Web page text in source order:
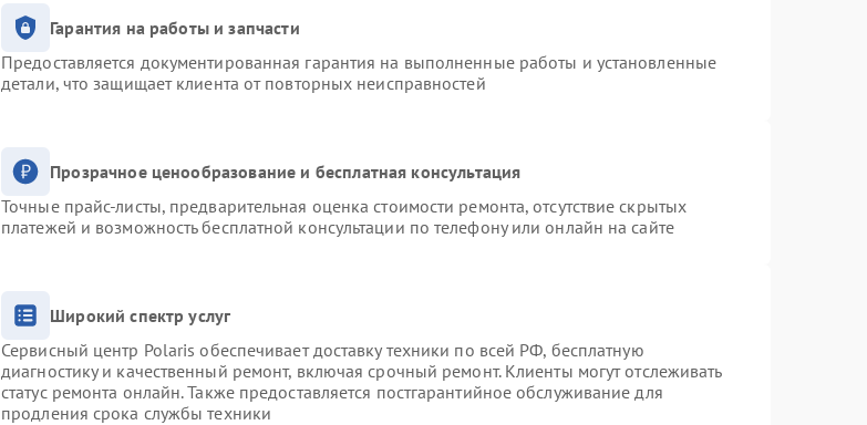
Гарантия на работы и запчасти
Предоставляется документированная гарантия на выполненные работы и установленные
детали, что защищает клиента от повторных неисправностей
Прозрачное ценообразование и бесплатная консультация
Точные прайс-листы, предварительная оценка стоимости ремонта, отсутствие скрытых
платежей и возможность бесплатной консультации по телефону или онлайн на сайте
Широкий спектр услуг
Сервисный центр Polaris обеспечивает доставку техники по всей РФ, бесплатную
диагностику и качественный ремонт, включая срочный ремонт. Клиенты могут отслеживать
статус ремонта онлайн. Также предоставляется постгарантийное обслуживание для
продления срока службы техники